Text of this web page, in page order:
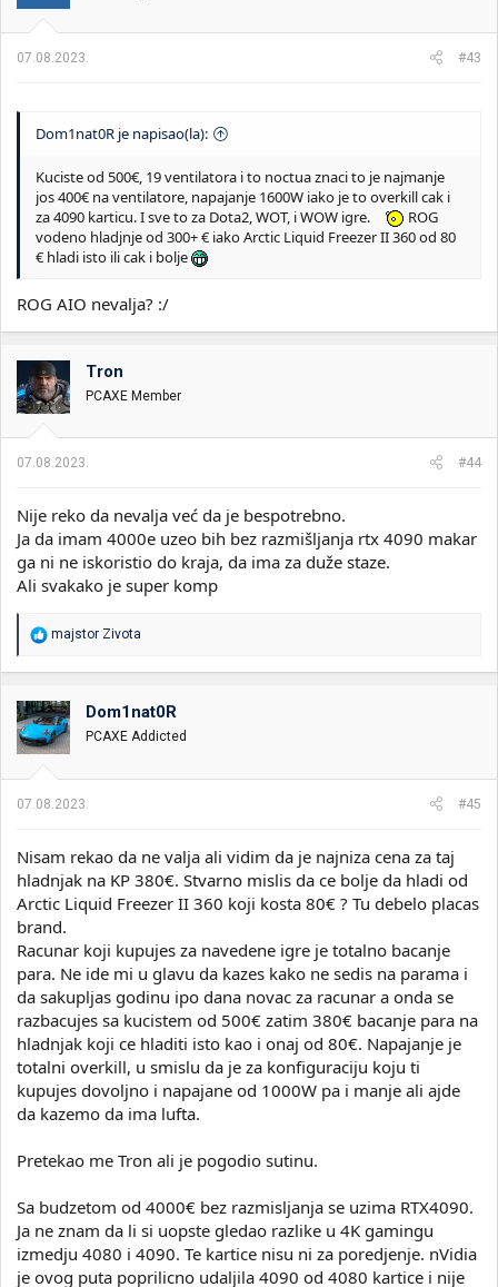
07.08.2023. #43
Dom1nat0R je napisao(la):
Kuciste od 500€, 19 ventilatora i to noctua znaci to je najmanje
jos 400€ na ventilatore, napajanje 1600W iako je to overkill cak i
za 4090 karticu. I sve to za Dota2, WOT, i WOW igre.
ROG
vodeno hladjnje od 300+ € iako Arctic Liquid Freezer II 360 od 80
€ hladi isto ili cak i bolje
ROG AIO nevalja? :/
Tron
PCAXE Member
07.08.2023. #44
Nije reko da nevalja već da je bespotrebno.
Ja da imam 4000e uzeo bih bez razmišljanja rtx 4090 makar
ga ni ne iskoristio do kraja, da ima za duže staze.
Ali svakako je super komp
R
a
o
v
a
n
:
majstor Zivota
Dom1nat0R
PCAXE Addicted
07.08.2023. #45
Nisam rekao da ne valja ali vidim da je najniza cena za taj
hladnjak na KP 380€. Stvarno mislis da ce bolje da hladi od
Arctic Liquid Freezer II 360 koji kosta 80€ ? Tu debelo placas
brand.
Racunar koji kupujes za navedene igre je totalno bacanje
para. Ne ide mi u glavu da kazes kako ne sedis na parama i
da sakupljas godinu ipo dana novac za racunar a onda se
razbacujes sa kucistem od 500€ zatim 380€ bacanje para na
hladnjak koji ce hladiti isto kao i onaj od 80€. Napajanje je
totalni overkill, u smislu da je za konfiguraciju koju ti
kupujes dovoljno i napajane od 1000W pa i manje ali ajde
da kazemo da ima lufta.
Pretekao me Tron ali je pogodio sutinu.
Sa budzetom od 4000€ bez razmisljanja se uzima RTX4090.
Ja ne znam da li si uopste gledao razlike u 4K gamingu
izmedju 4080 i 4090. Te kartice nisu ni za poredjenje. nVidia
je ovog puta poprilicno udaljila 4090 od 4080 kartice i nije